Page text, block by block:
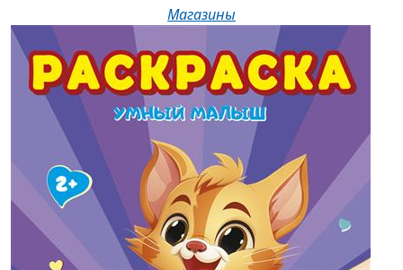
Магазины